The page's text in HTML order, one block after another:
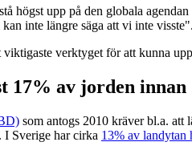
högst upp på den globala
inte längre säga att vi inte visste".
viktigaste verktyget för att kunna
17% av jorden innan
som antogs 2010 kräver bl.a. att
I Sverige har cirka 13% av landytan